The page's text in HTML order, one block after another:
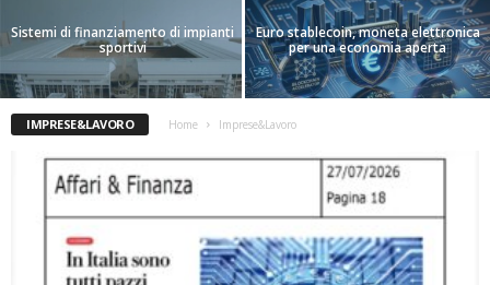
Sistemi di finanziamento di impianti
sportivi
Euro stablecoin, moneta elettronica
per una economia aperta
IMPRESE&LAVORO Home Imprese&Lavoro